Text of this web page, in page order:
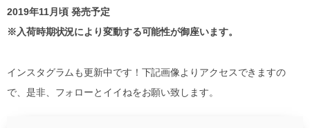
2019年11月頃 発売予定
※入荷時期状況により変動する可能性が御座います。
インスタグラムも更新中です！下記画像よりアクセスできますの
で、是非、フォローとイイねをお願い致します。